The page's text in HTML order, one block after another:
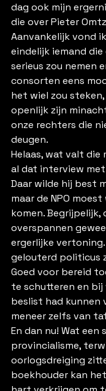
dag ook mijn
die over Pieter
Aanvankelijk vond
eindelijk iemand
serieus zou nemen
consorten eens
het wiel zou
openlijk zijn
onze rechters die
deugen.
Helaas, wat valt die
al dat interview met
Daar wilde hij best
maar de NPO
komen. Begrijpelijk,
overspannen
ergerlijke vertoning.
gelouterd politicus
Goed voor bereid
te schutteren en bij
beslist had kunnen
meneer zelfs van
En dan nu! Wat een
provincialisme,
oorlogsdreiging
boekhouder kan